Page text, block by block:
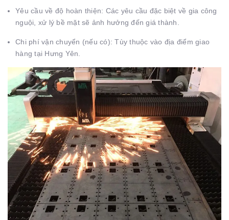
Yêu cầu về độ hoàn thiện: Các yêu cầu đặc biệt về gia công
nguội, xử lý bề mặt sẽ ảnh hưởng đến giá thành.
Chi phí vận chuyển (nếu có): Tùy thuộc vào địa điểm giao
hàng tại Hưng Yên.